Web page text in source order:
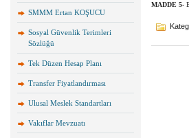
SMMM Ertan KOŞUCU
Sosyal Güvenlik Terimleri
Sözlüğü
Tek Düzen Hesap Planı
Transfer Fiyatlandırması
Ulusal Meslek Standartları
Vakıflar Mevzuatı
MADDE 5-